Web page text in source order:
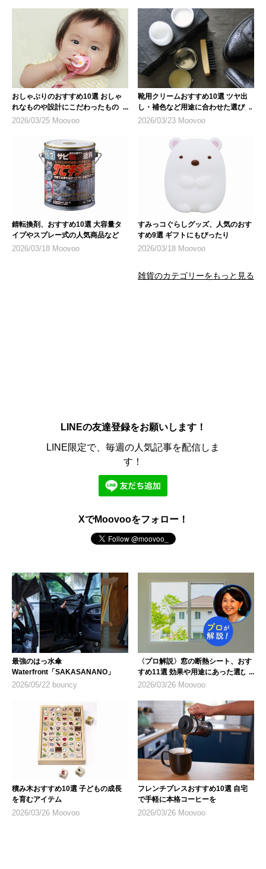
おしゃぶりのおすすめ10選 おしゃ
れなものや設計にこだわったものを
紹介
2026/03/25 Moovoo
靴用クリームおすすめ10選 ツヤ出
し・補色など用途に合わせた選び方
2026/03/23 Moovoo
錆転換剤、おすすめ10選 大容量タ
イプやスプレー式の人気商品など
2026/03/18 Moovoo
すみっコぐらしグッズ、人気のおす
すめ9選 ギフトにもぴったり
2026/03/18 Moovoo
雑貨のカテゴリーをもっと見る
LINEの友達登録をお願いします！
LINE限定で、毎週の人気記事を配信しま
す！
XでMoovooをフォロー！
最強のはっ水傘
Waterfront「SAKASANANO」
2026/05/22 bouncy
〈プロ解説〉窓の断熱シート、おす
すめ11選 効果や用途にあった選び
方も紹介
2026/03/26 Moovoo
積み木おすすめ10選 子どもの成長
を育むアイテム
2026/03/26 Moovoo
フレンチプレスおすすめ10選 自宅
で手軽に本格コーヒーを
2026/03/26 Moovoo